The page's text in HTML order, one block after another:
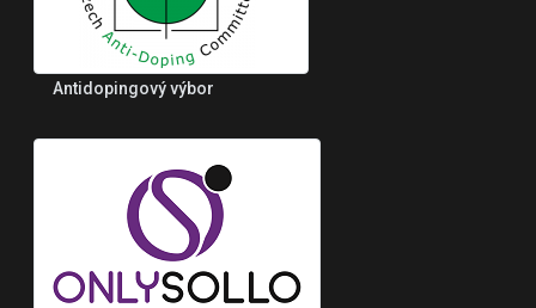
Antidopingový výbor